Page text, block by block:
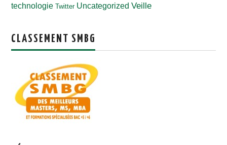
technologie Twitter Uncategorized Veille
CLASSEMENT SMBG